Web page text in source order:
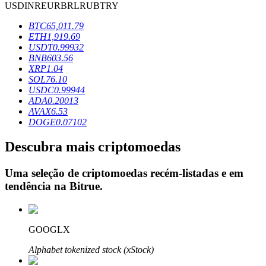
Bloqueios de BTR
Investimentos exclusivos para titulares de BTR
Empréstimos
USDINREURBRLRUBTRY
BTC65,011.79
ETH1,919.69
USDT0.99932
BNB603.56
XRP1.04
SOL76.10
USDC0.99944
ADA0.20013
AVAX6.53
DOGE0.07102
Descubra mais criptomoedas
Uma seleção de criptomoedas recém-listadas e em
tendência na Bitrue.
GOOGLX
Alphabet tokenized stock (xStock)